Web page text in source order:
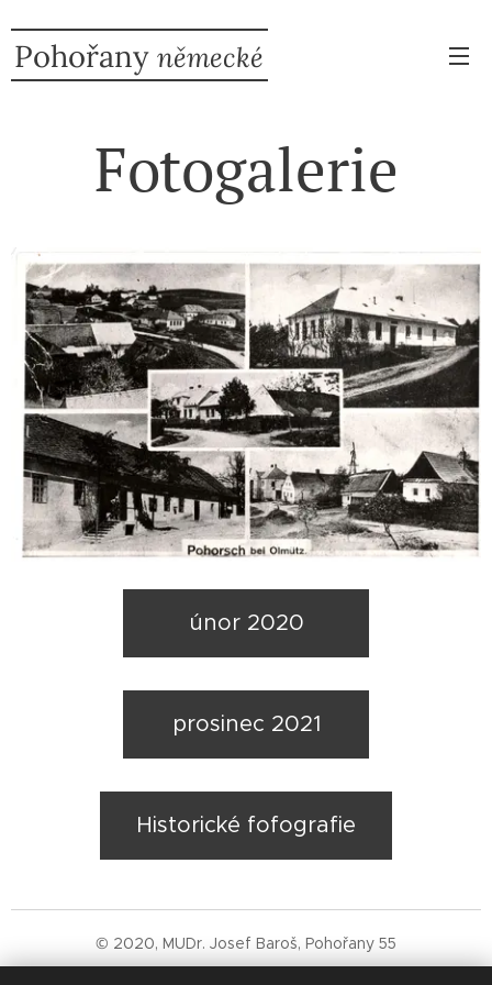
Pohořany německé
Fotogalerie
únor 2020
prosinec 2021
Historické fofografie
© 2020, MUDr. Josef Baroš, Pohořany 55